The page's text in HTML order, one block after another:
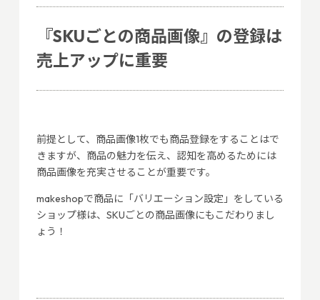
『SKUごとの商品画像』の登録は
売上アップに重要
前提として、商品画像1枚でも商品登録をすることはで
きますが、商品の魅力を伝え、認知を高めるためには
商品画像を充実させることが重要です。
makeshopで商品に「バリエーション設定」をしている
ショップ様は、SKUごとの商品画像にもこだわりまし
ょう！